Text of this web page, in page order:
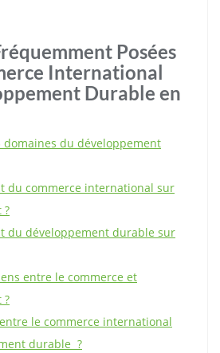
Posées
International
Durable en
domaines du développement
du commerce international sur
?
du développement durable sur
entre le commerce et
?
le commerce international
durable ?